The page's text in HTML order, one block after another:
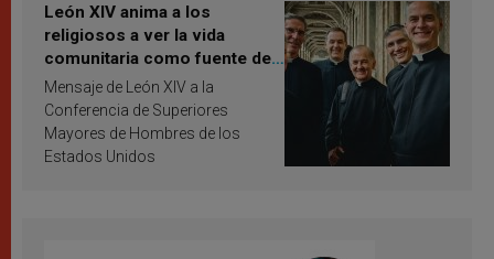
León XIV anima a los
religiosos a ver la vida
comunitaria como fuente de
inspiración y santificación
Mensaje de León XIV a la
Conferencia de Superiores
Mayores de Hombres de los
Estados Unidos